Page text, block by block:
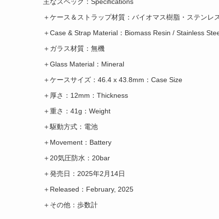
主なスペック：Specifications
＋ケース＆ストラップ材質：バイオマス樹脂・ステンレ
＋Case & Strap Material：Biomass Resin / Stainless
＋ガラス材質：無機
＋Glass Material：Mineral
＋ケースサイズ：46.4 x 43.8mm：Case Size
＋厚さ：12mm：Thickness
＋重さ：41g：Weight
＋駆動方式：電池
＋Movement：Battery
＋20気圧防水：20bar
＋発売日：2025年2月14日
＋Released：February, 2025
＋その他：歩数計